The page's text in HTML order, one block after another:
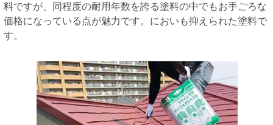
料ですが、同程度の耐用年数を誇る塗料の中でもお手ごろな
価格になっている点が魅力です。においも抑えられた塗料で
す。